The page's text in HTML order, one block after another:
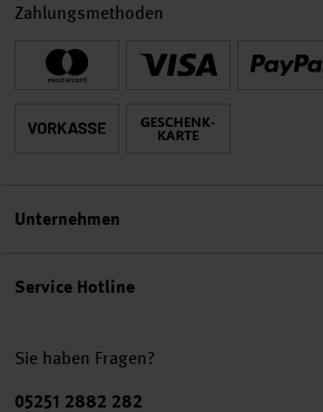
Service Hotline
Sie haben Fragen?
Telefonnummer
05251 2882 282
Zahlungsmethoden
Unternehmen